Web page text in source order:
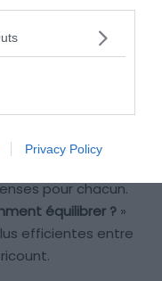
Privacy Policy
souhaité.
et un bouton
pour la
pour chacun.
équilibrer ? »
efficientes entre